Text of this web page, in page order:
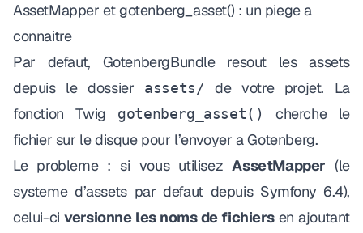
AssetMapper et gotenberg_asset() : un piege a
connaitre
Par defaut, GotenbergBundle resout les assets
depuis le dossier assets/ de votre projet. La
fonction Twig gotenberg_asset()
cherche le
fichier sur le disque pour l’envoyer a Gotenberg.
Le probleme : si vous utilisezAssetMapper (le
systeme d’assets par defaut depuis Symfony 6.4),
celui-civersionne les noms de fichiersen ajoutant